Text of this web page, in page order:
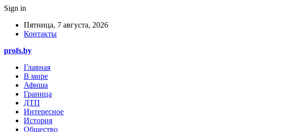
Sign in
Пятница, 7 августа, 2026
Контакты
profs.by
Главная
В мире
Афиша
Граница
ДТП
Интересное
История
Общество